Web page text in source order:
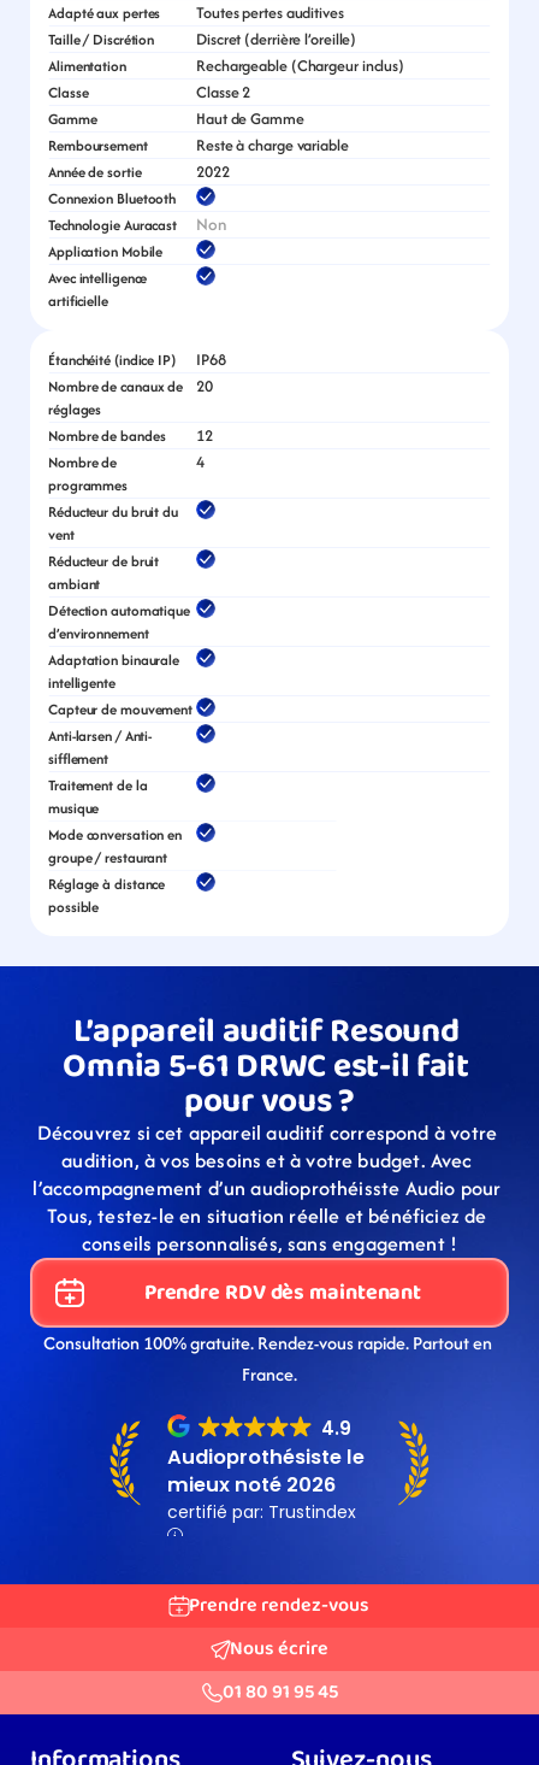
Adapté aux pertes Toutes pertes auditives
Taille / Discrétion Discret (derrière l’oreille)
Alimentation Rechargeable (Chargeur inclus)
Classe Classe 2
Gamme Haut de Gamme
Remboursement Reste à charge variable
Année de sortie 2022
Connexion Bluetooth
Technologie Auracast
Non
Application Mobile
Avec intelligence
artificielle
Étanchéité (indice IP) IP68
Nombre de canaux de
réglages
20
Nombre de bandes 12
Nombre de
programmes
4
Réducteur du bruit du
vent
Réducteur de bruit
ambiant
Détection automatique
d’environnement
Adaptation binaurale
intelligente
Capteur de mouvement
Anti-larsen / Anti-
sifflement
Traitement de la
musique
Mode conversation en
groupe / restaurant
Réglage à distance
possible
L’appareil auditif Resound
Omnia 5-61 DRWC est-il fait
pour vous ?
Découvrez si cet appareil auditif correspond à votre
audition, à vos besoins et à votre budget. Avec
l’accompagnement d’un audioprothéisste Audio pour
Tous, testez-le en situation réelle et bénéficiez de
conseils personnalisés, sans engagement !
Prendre RDV dès maintenant
Consultation 100% gratuite. Rendez-vous rapide. Partout en
France.
Prendre rendez-vous
Nous écrire
01 80 91 95 45